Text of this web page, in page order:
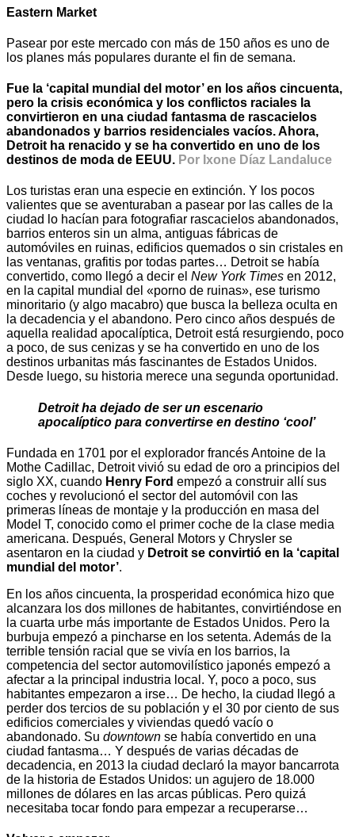
Eastern Market
Pasear por este mercado con más de 150 años es uno de
los planes más populares durante el fin de semana.
Fue la ‘capital mundial del motor’ en los años cincuenta,
pero la crisis económica y los conflictos raciales la
convirtieron en una ciudad fantasma de rascacielos
abandonados y barrios residenciales vacíos. Ahora,
Detroit ha renacido y se ha convertido en uno de los
destinos de moda de EEUU. Por Ixone Díaz Landaluce
Los turistas eran una especie en extinción. Y los pocos
valientes que se aventuraban a pasear por las calles de la
ciudad lo hacían para fotografiar rascacielos abandonados,
barrios enteros sin un alma, antiguas fábricas de
automóviles en ruinas, edificios quemados o sin cristales en
las ventanas, grafitis por todas partes… Detroit se había
convertido, como llegó a decir el New York Times en 2012,
en la capital mundial del «porno de ruinas», ese turismo
minoritario (y algo macabro) que busca la belleza oculta en
la decadencia y el abandono. Pero cinco años después de
aquella realidad apocalíptica, Detroit está resurgiendo, poco
a poco, de sus cenizas y se ha convertido en uno de los
destinos urbanitas más fascinantes de Estados Unidos.
Desde luego, su historia merece una segunda oportunidad.
Detroit ha dejado de ser un escenario
apocalíptico para convertirse en destino ‘cool’
Fundada en 1701 por el explorador francés Antoine de la
Mothe Cadillac, Detroit vivió su edad de oro a principios del
siglo XX, cuando Henry Ford empezó a construir allí sus
coches y revolucionó el sector del automóvil con las
primeras líneas de montaje y la producción en masa del
Model T, conocido como el primer coche de la clase media
americana. Después, General Motors y Chrysler se
asentaron en la ciudad y Detroit se convirtió en la ‘capital
mundial del motor’.
En los años cincuenta, la prosperidad económica hizo que
alcanzara los dos millones de habitantes, convirtiéndose en
la cuarta urbe más importante de Estados Unidos. Pero la
burbuja empezó a pincharse en los setenta. Además de la
terrible tensión racial que se vivía en los barrios, la
competencia del sector automovilístico japonés empezó a
afectar a la principal industria local. Y, poco a poco, sus
habitantes empezaron a irse… De hecho, la ciudad llegó a
perder dos tercios de su población y el 30 por ciento de sus
edificios comerciales y viviendas quedó vacío o
abandonado. Su downtown se había convertido en una
ciudad fantasma… Y después de varias décadas de
decadencia, en 2013 la ciudad declaró la mayor bancarrota
de la historia de Estados Unidos: un agujero de 18.000
millones de dólares en las arcas públicas. Pero quizá
necesitaba tocar fondo para empezar a recuperarse…